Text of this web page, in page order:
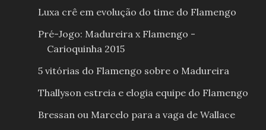
Luxa crê em evolução do time do Flamengo
Pré-Jogo: Madureira x Flamengo -
Carioquinha 2015
5 vitórias do Flamengo sobre o Madureira
Thallyson estreia e elogia equipe do Flamengo
Bressan ou Marcelo para a vaga de Wallace